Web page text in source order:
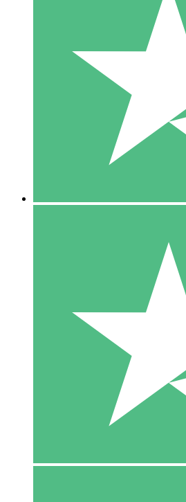
Paquetes de
Paga según el uso con créditos de
10 00
10 Descargas
20 00